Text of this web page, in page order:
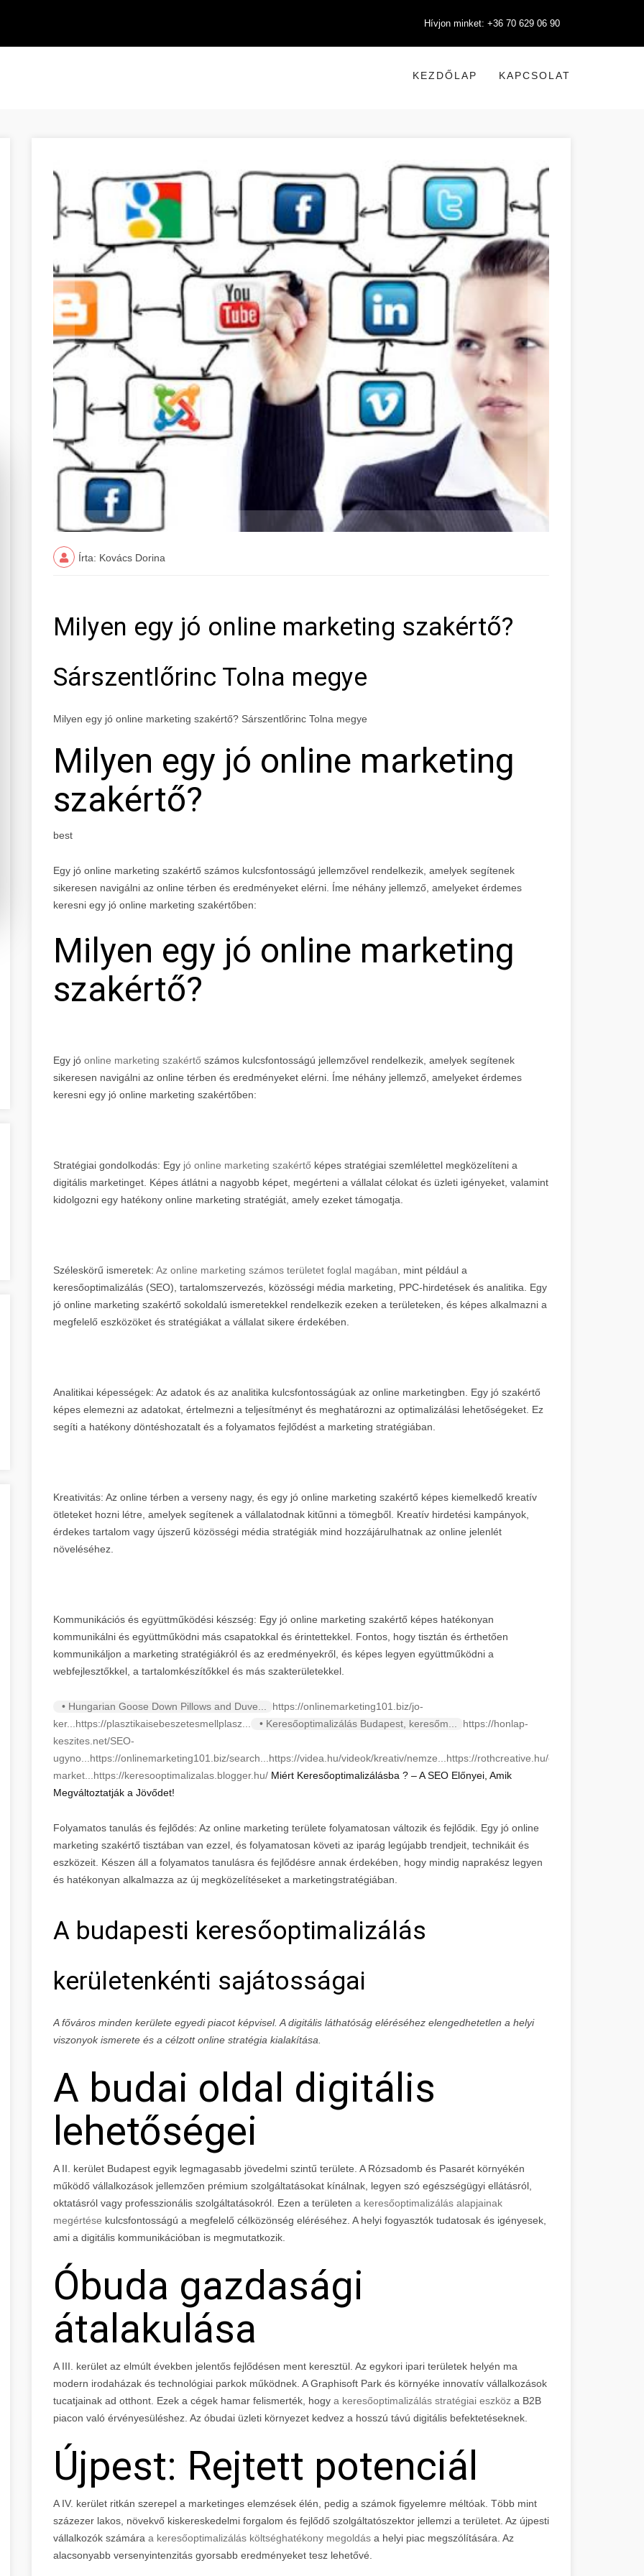
Hívjon minket: +36 70 629 06 90
KEZDŐLAP KAPCSOLAT
Írta: Kovács Dorina
Milyen egy jó online marketing szakértő?
Sárszentlőrinc Tolna megye
Milyen egy jó online marketing szakértő? Sárszentlőrinc Tolna megye
Milyen egy jó online marketing
szakértő?
best
Egy jó online marketing szakértő számos kulcsfontosságú jellemzővel rendelkezik, amelyek segítenek
sikeresen navigálni az online térben és eredményeket elérni. Íme néhány jellemző, amelyeket érdemes
keresni egy jó online marketing szakértőben:
Milyen egy jó online marketing
szakértő?
Egy jó online marketing szakértő számos kulcsfontosságú jellemzővel rendelkezik, amelyek segítenek
sikeresen navigálni az online térben és eredményeket elérni. Íme néhány jellemző, amelyeket érdemes
keresni egy jó online marketing szakértőben:
Stratégiai gondolkodás: Egy jó online marketing szakértő képes stratégiai szemlélettel megközelíteni a
digitális marketinget. Képes átlátni a nagyobb képet, megérteni a vállalat célokat és üzleti igényeket, valamint
kidolgozni egy hatékony online marketing stratégiát, amely ezeket támogatja.
Széleskörű ismeretek: Az online marketing számos területet foglal magában , mint például a
keresőoptimalizálás (SEO), tartalomszervezés, közösségi média marketing, PPC-hirdetések és analitika. Egy
jó online marketing szakértő sokoldalú ismeretekkel rendelkezik ezeken a területeken, és képes alkalmazni a
megfelelő eszközöket és stratégiákat a vállalat sikere érdekében.
Analitikai képességek: Az adatok és az analitika kulcsfontosságúak az online marketingben. Egy jó szakértő
képes elemezni az adatokat, értelmezni a teljesítményt és meghatározni az optimalizálási lehetőségeket. Ez
segíti a hatékony döntéshozatalt és a folyamatos fejlődést a marketing stratégiában.
Kreativitás: Az online térben a verseny nagy, és egy jó online marketing szakértő képes kiemelkedő kreatív
ötleteket hozni létre, amelyek segítenek a vállalatodnak kitűnni a tömegből. Kreatív hirdetési kampányok,
érdekes tartalom vagy újszerű közösségi média stratégiák mind hozzájárulhatnak az online jelenlét
növeléséhez.
Kommunikációs és együttműködési készség: Egy jó online marketing szakértő képes hatékonyan
kommunikálni és együttműködni más csapatokkal és érintettekkel. Fontos, hogy tisztán és érthetően
kommunikáljon a marketing stratégiákról és az eredményekről, és képes legyen együttműködni a
webfejlesztőkkel, a tartalomkészítőkkel és más szakterületekkel.
• Hungarian Goose Down Pillows and Duve... https://onlinemarketing101.biz/jo-
ker... https://plasztikaisebeszetesmellplasz... • Keresőoptimalizálás Budapest, keresőm... https://honlap-
keszites.net/SEO-
ugyno... https://onlinemarketing101.biz/search... https://videa.hu/videok/kreativ/nemze... https://rothcreative.hu/online-
market... https://keresooptimalizalas.blogger.hu/ Miért Keresőoptimalizálásba ? – A SEO Előnyei, Amik
Megváltoztatják a Jövődet!
Folyamatos tanulás és fejlődés: Az online marketing területe folyamatosan változik és fejlődik. Egy jó online
marketing szakértő tisztában van ezzel, és folyamatosan követi az iparág legújabb trendjeit, technikáit és
eszközeit. Készen áll a folyamatos tanulásra és fejlődésre annak érdekében, hogy mindig naprakész legyen
és hatékonyan alkalmazza az új megközelítéseket a marketingstratégiában.
A budapesti keresőoptimalizálás
kerületenkénti sajátosságai
A főváros minden kerülete egyedi piacot képvisel. A digitális láthatóság eléréséhez elengedhetetlen a helyi
viszonyok ismerete és a célzott online stratégia kialakítása.
A budai oldal digitális
lehetőségei
A II. kerület Budapest egyik legmagasabb jövedelmi szintű területe. A Rózsadomb és Pasarét környékén
működő vállalkozások jellemzően prémium szolgáltatásokat kínálnak, legyen szó egészségügyi ellátásról,
oktatásról vagy professzionális szolgáltatásokról. Ezen a területen a keresőoptimalizálás alapjainak
megértése kulcsfontosságú a megfelelő célközönség eléréséhez. A helyi fogyasztók tudatosak és igényesek,
ami a digitális kommunikációban is megmutatkozik.
Óbuda gazdasági
átalakulása
A III. kerület az elmúlt években jelentős fejlődésen ment keresztül. Az egykori ipari területek helyén ma
modern irodaházak és technológiai parkok működnek. A Graphisoft Park és környéke innovatív vállalkozások
tucatjainak ad otthont. Ezek a cégek hamar felismerték, hogy a keresőoptimalizálás stratégiai eszköz a B2B
piacon való érvényesüléshez. Az óbudai üzleti környezet kedvez a hosszú távú digitális befektetéseknek.
Újpest: Rejtett potenciál
A IV. kerület ritkán szerepel a marketinges elemzések élén, pedig a számok figyelemre méltóak. Több mint
százezer lakos, növekvő kiskereskedelmi forgalom és fejlődő szolgáltatószektor jellemzi a területet. Az újpesti
vállalkozók számára a keresőoptimalizálás költséghatékony megoldás a helyi piac megszólítására. Az
alacsonyabb versenyintenzitás gyorsabb eredményeket tesz lehetővé.